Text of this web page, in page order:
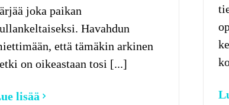
joka paikan
Havahdun
että tämäkin arkinen
on oikeastaan tosi [...]
lisää